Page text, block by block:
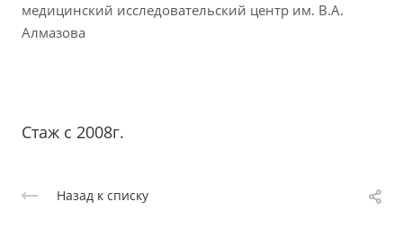
медицинский исследовательский центр им. В.А.
Алмазова
Стаж с 2008г.
Назад к списку